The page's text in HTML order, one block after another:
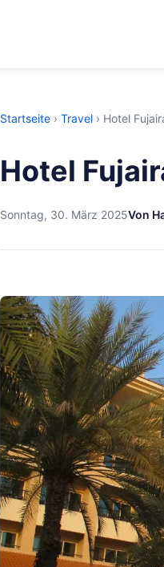
Startseite › Travel › Hotel
Hotel
Sonntag, 30. März 2025Von